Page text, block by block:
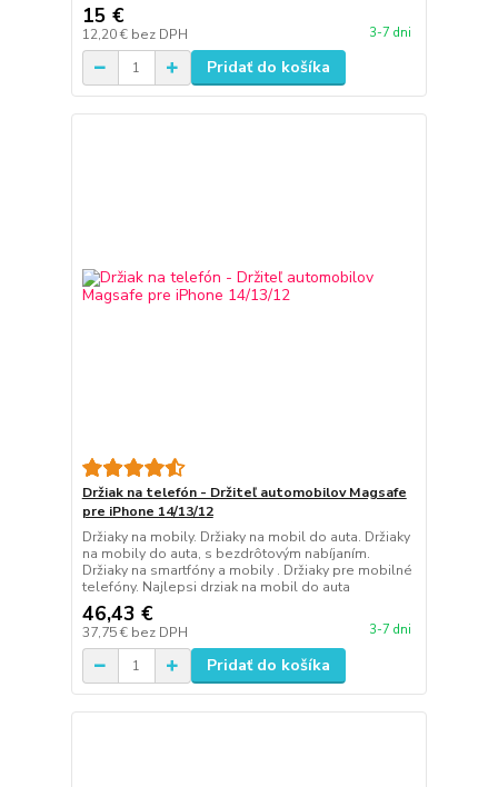
15 €
12,20 € bez DPH 3-7 dni
Pridať do košíka
Držiak na telefón - Držiteľ automobilov Magsafe
pre iPhone 14/13/12
Držiaky na mobily. Držiaky na mobil do auta. Držiaky
na mobily do auta, s bezdrôtovým nabíjaním.
Držiaky na smartfóny a mobily . Držiaky pre mobilné
telefóny. Najlepsi drziak na mobil do auta
46,43 €
37,75 € bez DPH 3-7 dni
Pridať do košíka